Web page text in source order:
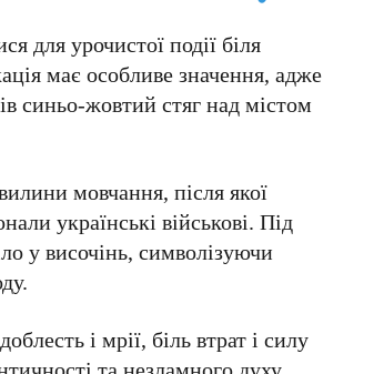
для урочистої події біля
має особливе значення, адже
синьо-жовтий стяг над містом
мовчання, після якої
українські військові. Під
у височінь, символізуючи
і мрії, біль втрат і силу